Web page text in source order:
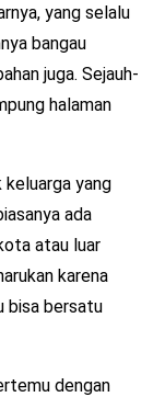
yang selalu
bangau
juga. Sejauh-
halaman
keluarga yang
ada
atau luar
karena
bisa bersatu
dengan